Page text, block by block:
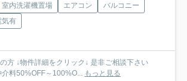
室内洗濯機置場 エアコン
バルコニー
気有
方 ↓物件詳細をクリック↓ 是非ご相談下さい
50%OFF～100%O...
もっと見る